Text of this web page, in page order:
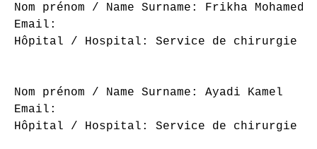
Nom prénom / Name Surname: Frikha Mohamed
Email:
Hôpital / Hospital: Service de chirurgie
Nom prénom / Name Surname: Ayadi Kamel
Email:
Hôpital / Hospital: Service de chirurgie